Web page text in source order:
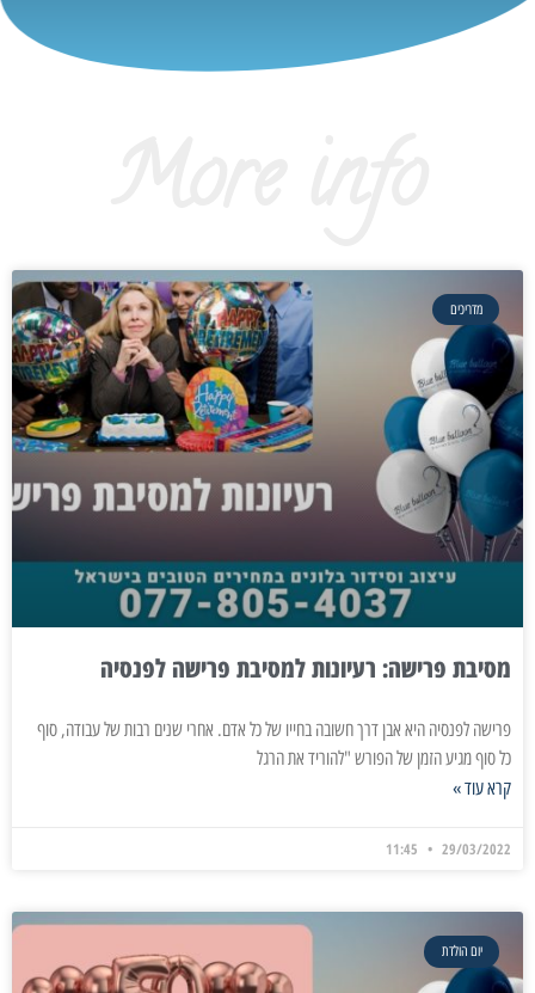
מדריכים
מסיבת פרישה: רעיונות למסיבת פרישה לפנסיה
פרישה לפנסיה היא אבן דרך חשובה בחייו של כל אדם. אחרי שנים רבות של עבודה, סוף
כל סוף מגיע הזמן של הפורש "להוריד את הרגל
קרא עוד »
29/03/2022
יום הולדת